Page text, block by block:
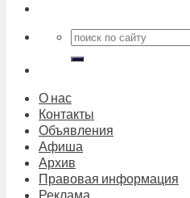
О нас
Контакты
Объявления
Афиша
Архив
Правовая информация
Реклама